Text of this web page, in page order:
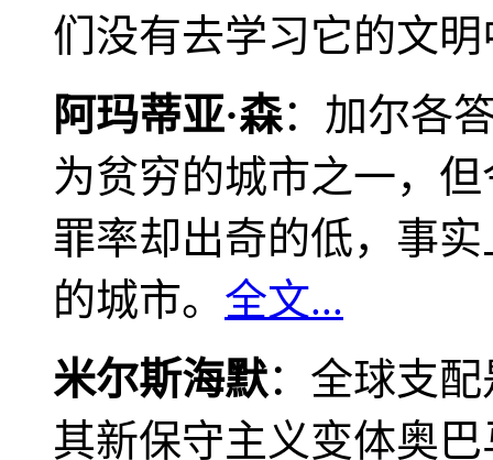
们没有去学习它的文
阿玛蒂亚·森：加尔各
为贫穷的城市之一，
罪率却出奇的低，事
的城市。 全文...
米尔斯海默：全球支
其新保守主义变体奥